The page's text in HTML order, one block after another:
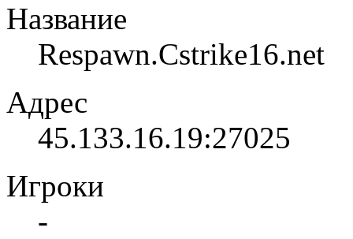
Название
Respawn.Cstrike16.net
Адрес
45.133.16.19:27025
Игроки
-